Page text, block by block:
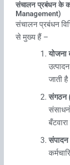
संचालन प्रबंधन के
Management)
संचालन प्रबंधन
से मुख्य हैं –
जाती
संगठन